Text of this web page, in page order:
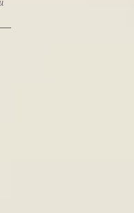
HÀ NỘI - VÌ